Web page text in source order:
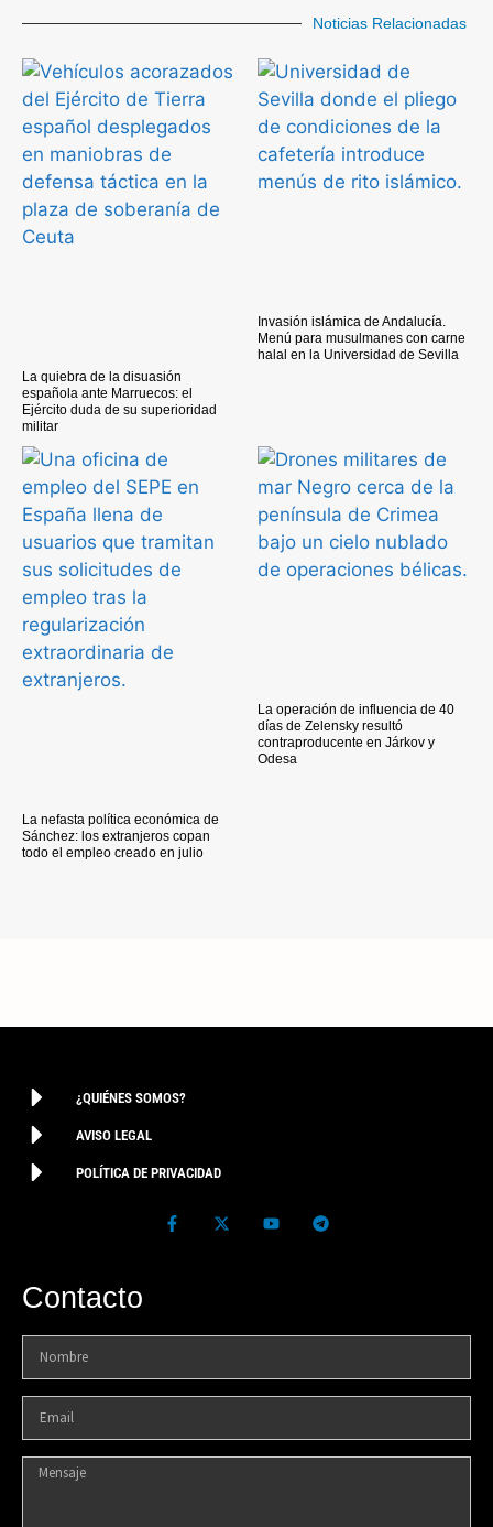
Noticias Relacionadas
La quiebra de la disuasión
española ante Marruecos: el
Ejército duda de su superioridad
militar
Invasión islámica de Andalucía.
Menú para musulmanes con carne
halal en la Universidad de Sevilla
La nefasta política económica de
Sánchez: los extranjeros copan
todo el empleo creado en julio
La operación de influencia de 40
días de Zelensky resultó
contraproducente en Járkov y
Odesa
¿QUIÉNES SOMOS?
AVISO LEGAL
POLÍTICA DE PRIVACIDAD
Contacto